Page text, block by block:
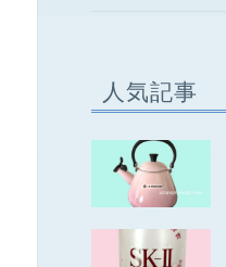
人気記事